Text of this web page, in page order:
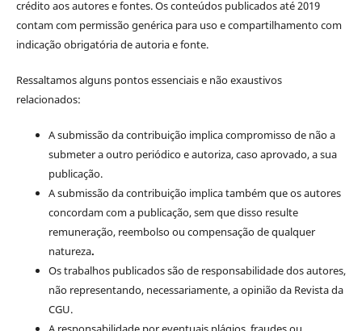
crédito aos autores e fontes. Os conteúdos publicados até 2019
contam com permissão genérica para uso e compartilhamento com
indicação obrigatória de autoria e fonte.
Ressaltamos alguns pontos essenciais e não exaustivos
relacionados:
A submissão da contribuição implica compromisso de não a
submeter a outro periódico e autoriza, caso aprovado, a sua
publicação.
A submissão da contribuição implica também que os autores
concordam com a publicação, sem que disso resulte
remuneração, reembolso ou compensação de qualquer
natureza.
Os trabalhos publicados são de responsabilidade dos autores,
não representando, necessariamente, a opinião da Revista da
CGU.